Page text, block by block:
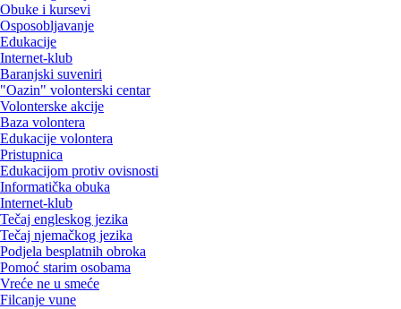
Obuke i kursevi
Osposobljavanje
Edukacije
Internet-klub
Baranjski suveniri
"Oazin" volonterski centar
Volonterske akcije
Baza volontera
Edukacije volontera
Pristupnica
Edukacijom protiv ovisnosti
Informatička obuka
Internet-klub
Tečaj engleskog jezika
Tečaj njemačkog jezika
Podjela besplatnih obroka
Pomoć starim osobama
Vreće ne u smeće
Filcanje vune